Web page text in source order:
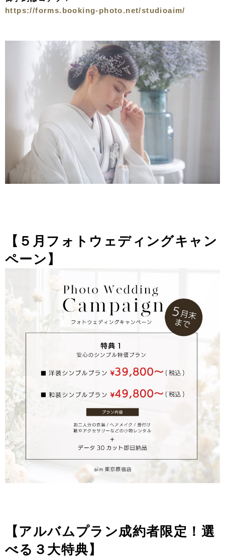
https://forms.booking-photo.net/studioaim/
【５月フォトウェディングキャン
ペーン】
【アルバムプラン成約者限定！選
べる３大特典】